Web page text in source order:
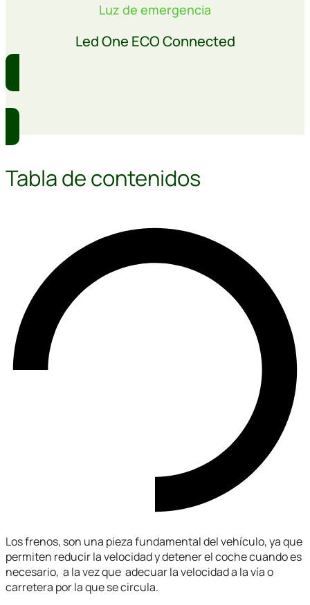
Luz de emergencia
Led One ECO Connected
Tabla de contenidos
Los frenos, son una pieza fundamental del vehículo, ya que
permiten reducir la velocidad y detener el coche cuando es
necesario, a la vez que adecuar la velocidad a la vía o
carretera por la que se circula.